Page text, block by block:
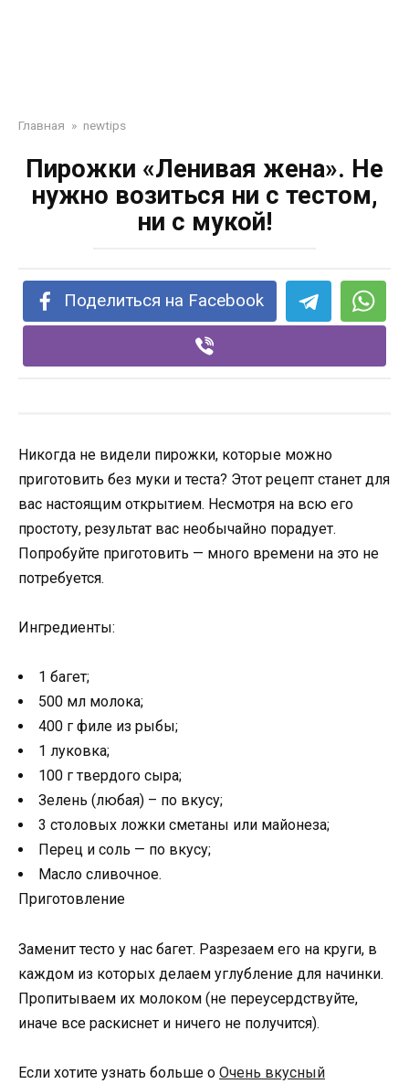
Главная » newtips
Пирожки «Ленивая жена». Не
нужно возиться ни с тестом,
ни с мукой!
Поделиться на Facebook
Никогда не видели пирожки, которые можно
приготовить без муки и теста? Этот рецепт станет для
вас настоящим открытием. Несмотря на всю его
простоту, результат вас необычайно порадует.
Попробуйте приготовить — много времени на это не
потребуется.
Ингредиенты:
1 багет;
500 мл молока;
400 г филе из рыбы;
1 луковка;
100 г твердого сыра;
Зелень (любая) – по вкусу;
3 столовых ложки сметаны или майонеза;
Перец и соль — по вкусу;
Масло сливочное.
Приготовление
Заменит тесто у нас багет. Разрезаем его на круги, в
каждом из которых делаем углубление для начинки.
Пропитываем их молоком (не переусердствуйте,
иначе все раскиснет и ничего не получится).
Если хотите узнать больше о Очень вкусный